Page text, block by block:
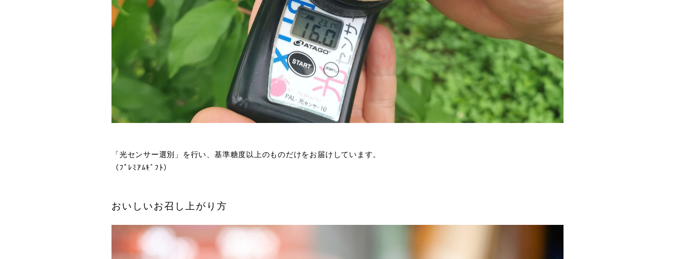
「光センサー選別」を行い、基準糖度以上のものだけをお届けしています。
（ﾌﾟﾚﾐｱﾑｷﾞﾌﾄ）
おいしいお召し上がり方